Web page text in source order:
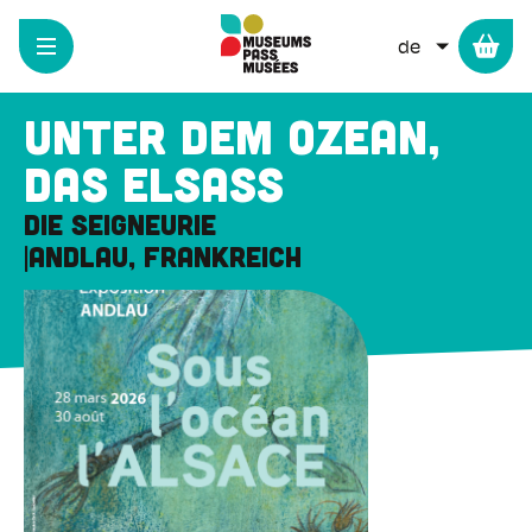
Direkt
Inhalt
WEITERE
Unter dem Ozean,
das Elsass
Die Seigneurie
Andlau, Frankreich